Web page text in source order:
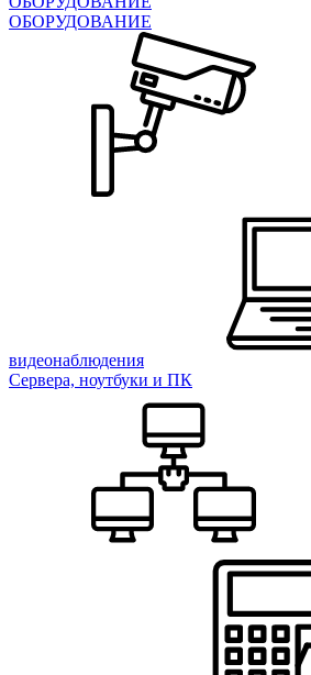
ОБОРУДОВАНИЕ
видеонаблюдения
Сервера, ноутбуки и ПК